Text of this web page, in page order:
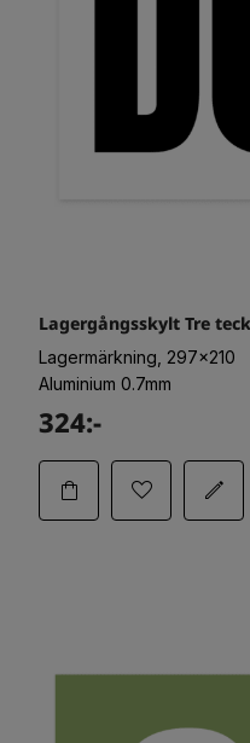
Lagergångsskylt Tre
Lagermärkning, 297x210
Aluminium 0.7mm
324:-